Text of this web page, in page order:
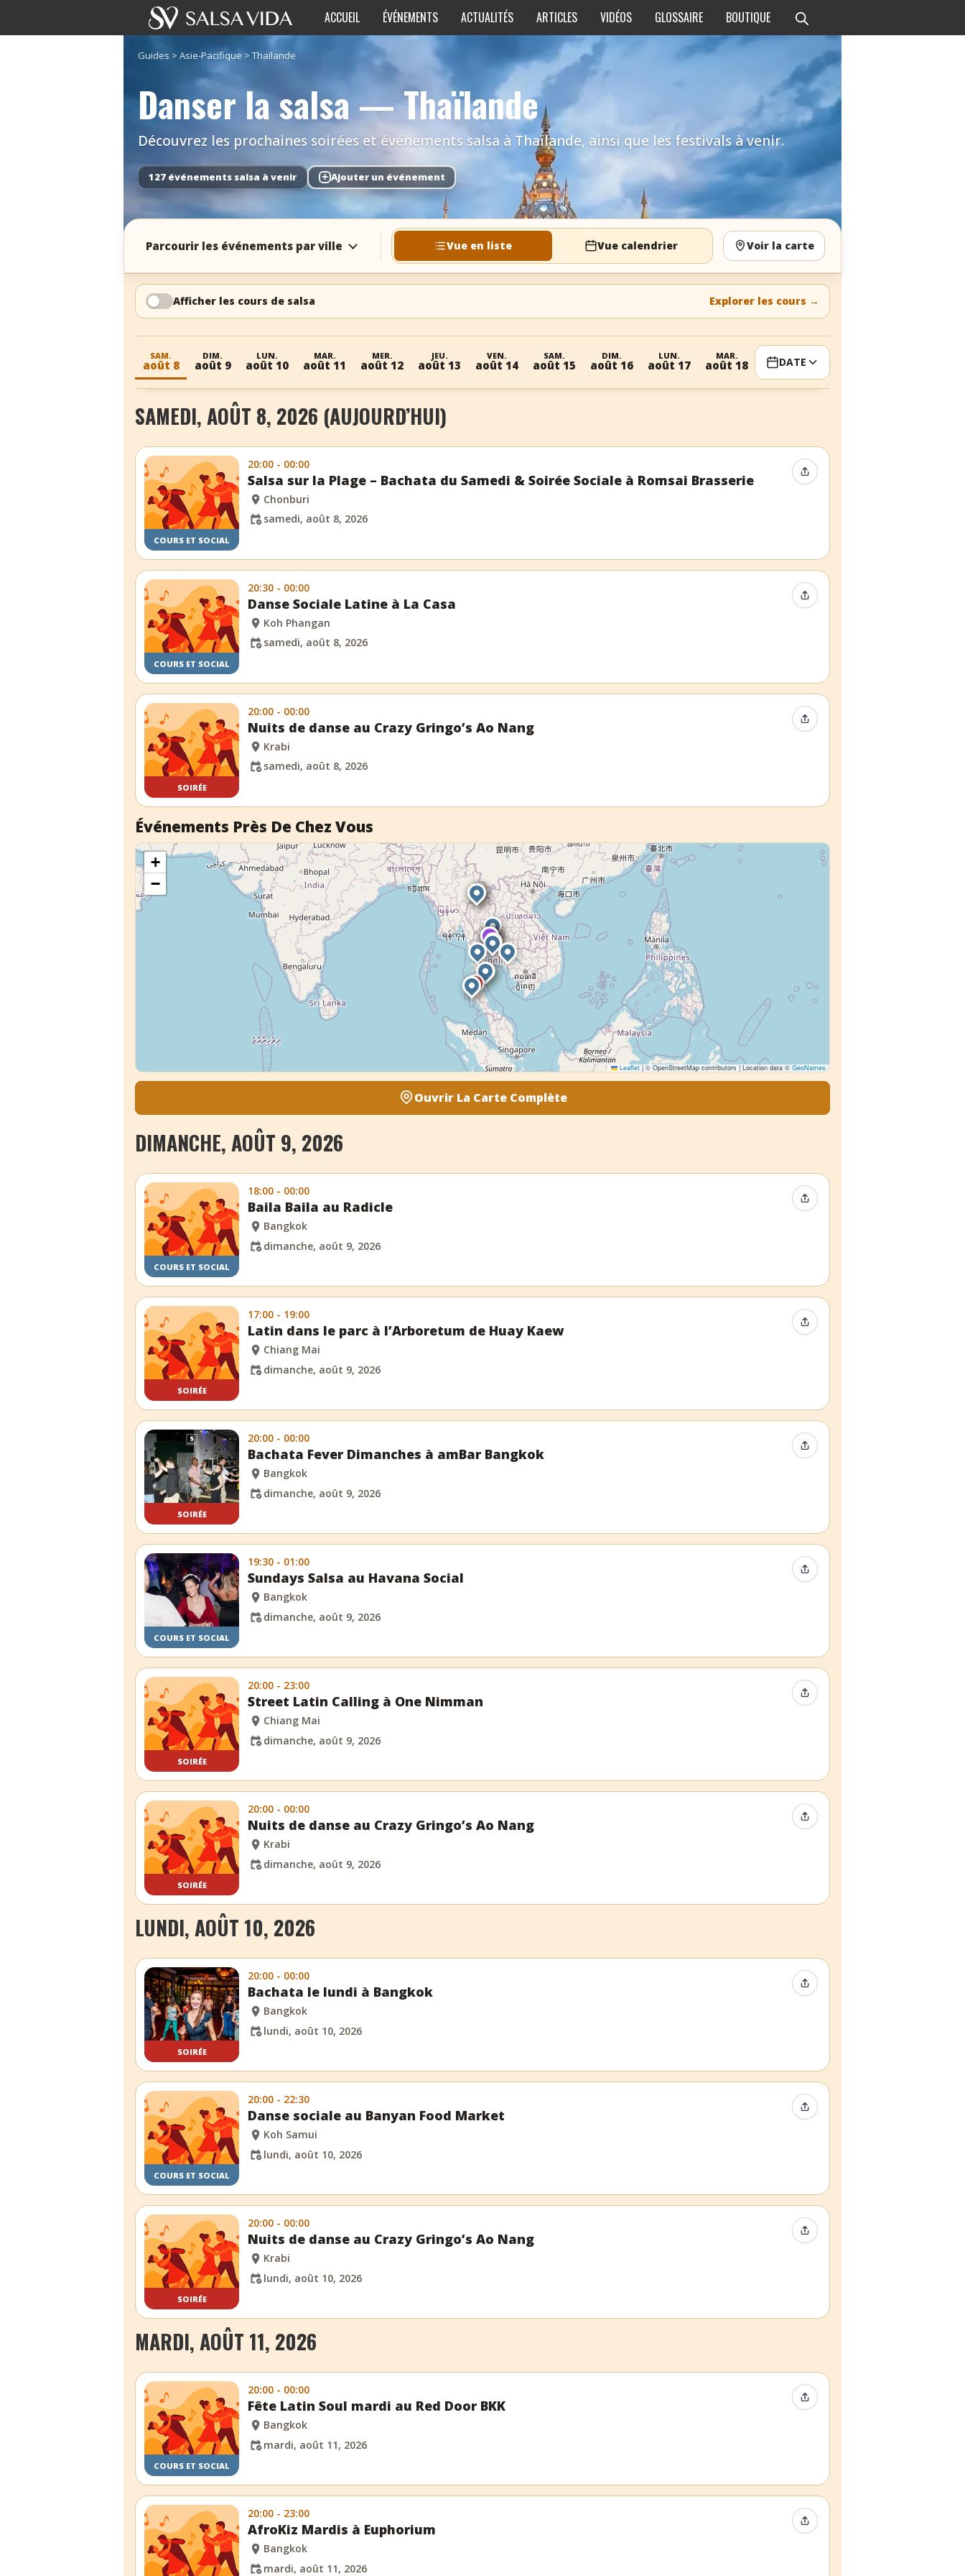
ACCUEIL ÉVÉNEMENTS ACTUALITÉS ARTICLES VIDÉOS GLOSSAIRE BOUTIQUE
Guides > Asie-Pacifique > Thaïlande
Danser la salsa — Thaïlande
Découvrez les prochaines soirées et événements salsa à Thaïlande, ainsi que les festivals à venir.
127 événements salsa à venir + Ajouter un événement
Parcourir les événements par ville Vue en liste Vue calendrier Voir la carte
Afficher les cours de salsa Explorer les cours →
SAM.
août 8
DIM.
août 9
LUN.
août 10
MAR.
août 11
MER.
août 12
JEU.
août 13
VEN.
août 14
SAM.
août 15
DIM.
août 16
LUN.
août 17
MAR.
août 18
MER.
août 19
DATE
SAMEDI, AOÛT 8, 2026 (AUJOURD’HUI)
COURS ET SOCIAL
20:00 - 00:00
Salsa sur la Plage – Bachata du Samedi & Soirée Sociale à Romsai Brasserie
Chonburi
samedi, août 8, 2026
Partager l’événement
COURS ET SOCIAL
20:30 - 00:00
Danse Sociale Latine à La Casa
Koh Phangan
samedi, août 8, 2026
Partager l’événement
SOIRÉE
20:00 - 00:00
Nuits de danse au Crazy Gringo’s Ao Nang
Krabi
samedi, août 8, 2026
Partager l’événement
Événements Près De Chez Vous
+
−
Leaflet |© OpenStreetMap contributors | Location data ©GeoNames
Ouvrir La Carte Complète
DIMANCHE, AOÛT 9, 2026
COURS ET SOCIAL
18:00 - 00:00
Baila Baila au Radicle
Bangkok
dimanche, août 9, 2026
Partager l’événement
SOIRÉE
17:00 - 19:00
Latin dans le parc à l’Arboretum de Huay Kaew
Chiang Mai
dimanche, août 9, 2026
Partager l’événement
SOIRÉE
20:00 - 00:00
Bachata Fever Dimanches à amBar Bangkok
Bangkok
dimanche, août 9, 2026
Partager l’événement
COURS ET SOCIAL
19:30 - 01:00
Sundays Salsa au Havana Social
Bangkok
dimanche, août 9, 2026
Partager l’événement
SOIRÉE
20:00 - 23:00
Street Latin Calling à One Nimman
Chiang Mai
dimanche, août 9, 2026
Partager l’événement
SOIRÉE
20:00 - 00:00
Nuits de danse au Crazy Gringo’s Ao Nang
Krabi
dimanche, août 9, 2026
Partager l’événement
LUNDI, AOÛT 10, 2026
SOIRÉE
20:00 - 00:00
Bachata le lundi à Bangkok
Bangkok
lundi, août 10, 2026
Partager l’événement
COURS ET SOCIAL
20:00 - 22:30
Danse sociale au Banyan Food Market
Koh Samui
lundi, août 10, 2026
Partager l’événement
SOIRÉE
20:00 - 00:00
Nuits de danse au Crazy Gringo’s Ao Nang
Krabi
lundi, août 10, 2026
Partager l’événement
MARDI, AOÛT 11, 2026
COURS ET SOCIAL
20:00 - 00:00
Fête Latin Soul mardi au Red Door BKK
Bangkok
mardi, août 11, 2026
Partager l’événement
20:00 - 23:00
AfroKiz Mardis à Euphorium
Bangkok
mardi, août 11, 2026
Partager l’événement